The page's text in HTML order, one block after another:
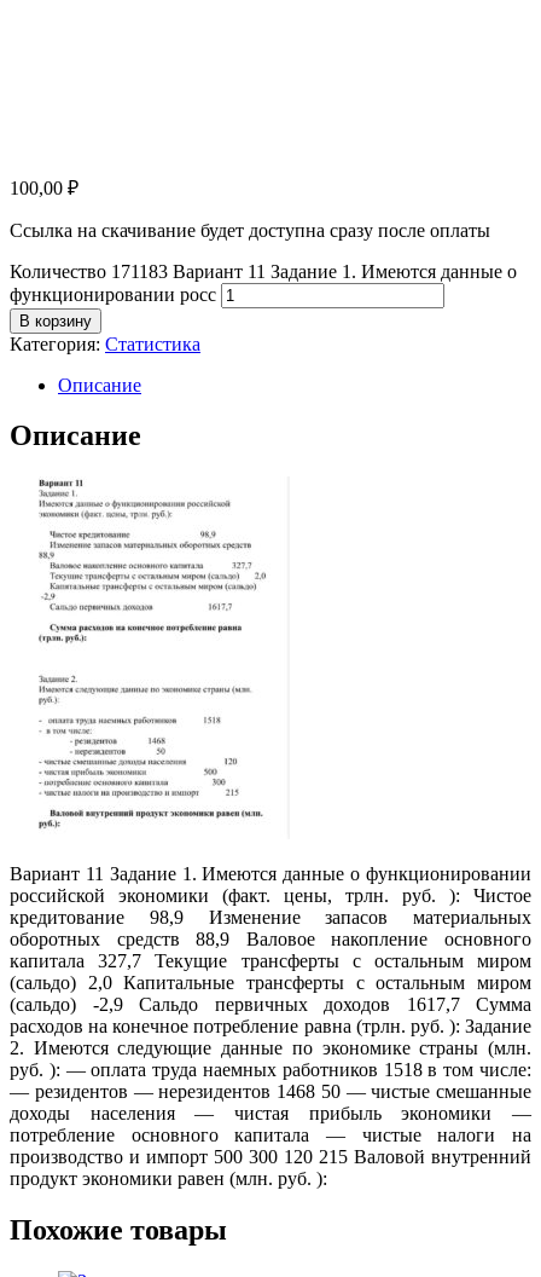
100,00 ₽
Ссылка на скачивание будет доступна сразу после оплаты
Количество 171183 Вариант 11 Задание 1. Имеются данные о
функционировании росс
В корзину
Категория: Статистика
Описание
Описание
Вариант 11 Задание 1. Имеются данные о функционировании
российской экономики (факт. цены, трлн. руб. ): Чистое
кредитование 98,9 Изменение запасов материальных
оборотных средств 88,9 Валовое накопление основного
капитала 327,7 Текущие трансферты с остальным миром
(сальдо) 2,0 Капитальные трансферты с остальным миром
(сальдо) -2,9 Сальдо первичных доходов 1617,7 Сумма
расходов на конечное потребление равна (трлн. руб. ): Задание
2. Имеются следующие данные по экономике страны (млн.
руб. ): — оплата труда наемных работников 1518 в том числе:
— резидентов — нерезидентов 1468 50 — чистые смешанные
доходы населения — чистая прибыль экономики —
потребление основного капитала — чистые налоги на
производство и импорт 500 300 120 215 Валовой внутренний
продукт экономики равен (млн. руб. ):
Похожие товары